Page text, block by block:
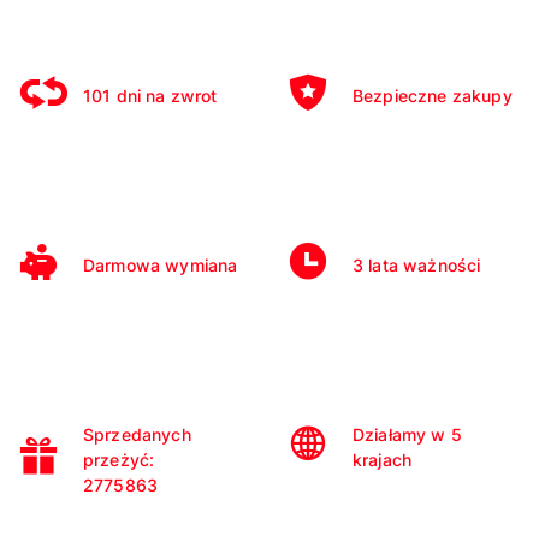
101 dni na zwrot Bezpieczne zakupy
Darmowa wymiana 3 lata ważności
Sprzedanych
przeżyć:
2775863
Działamy w 5
krajach